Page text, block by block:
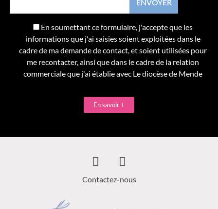
En soumettant ce formulaire, j'accepte que les
informations que j'ai saisies soient exploitées dans le
cadre de ma demande de contact, et soient utilisées pour
me recontacter, ainsi que dans le cadre de la relation
commerciale que j'ai établie avec Le diocèse de Mende
En savoir +
Contactez-nous